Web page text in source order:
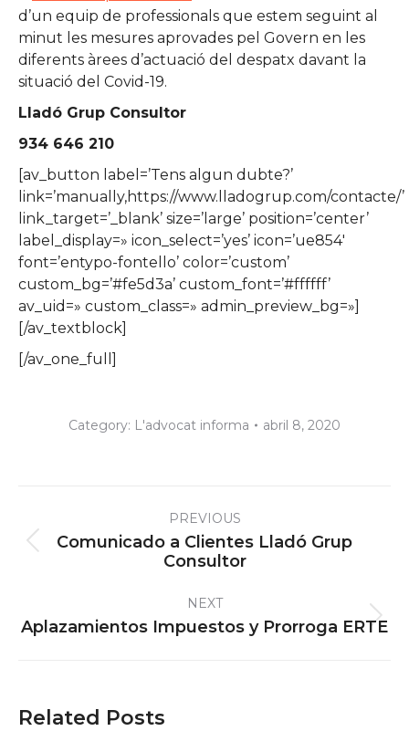
d’un equip de professionals que estem seguint al
minut les mesures aprovades pel Govern en les
diferents àrees d’actuació del despatx davant la
situació del Covid-19.
Lladó Grup Consultor
934 646 210
[av_button label=’Tens algun dubte?’
link=’manually,https://www.lladogrup.com/contacte/’
link_target=’_blank’ size=’large’ position=’center’
label_display=» icon_select=’yes’ icon=’ue854′
font=’entypo-fontello’ color=’custom’
custom_bg=’#fe5d3a’ custom_font=’#ffffff’
av_uid=» custom_class=» admin_preview_bg=»]
[/av_textblock]
[/av_one_full]
Category: L'advocat informa abril 8, 2020
navigationPREVIOUS
Previous
post:
Comunicado a Clientes Lladó Grup
Consultor
NEXT
Next
Aplazamientos Impuestos y Prorroga ERTE
Related Posts